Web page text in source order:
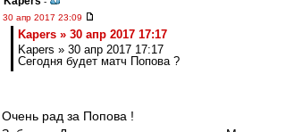
30 апр 2017 23:09
Kapers » 30 апр 2017 17:17
Kapers » 30 апр 2017 17:17
Сегодня будет матч Попова ?
Очень рад за Попова !